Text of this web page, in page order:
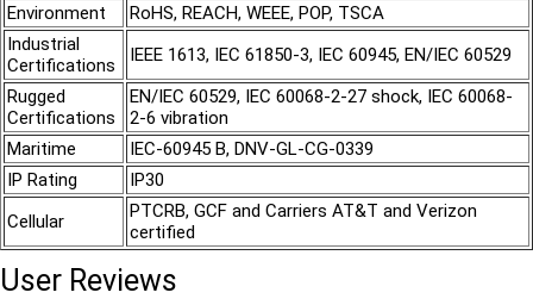
Environment
RoHS, REACH, WEEE, POP, TSCA
Industrial
Certifications
IEEE 1613, IEC 61850-3, IEC 60945, EN/IEC 60529
Rugged
Certifications
EN/IEC 60529, IEC 60068-2-27 shock, IEC 60068-
2-6 vibration
Maritime
IEC-60945 B, DNV-GL-CG-0339
IP Rating
IP30
Cellular
PTCRB, GCF and Carriers AT&T and Verizon
certified
User Reviews